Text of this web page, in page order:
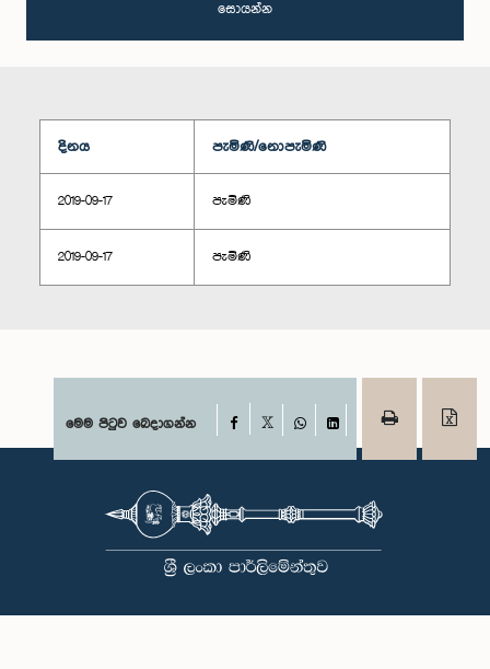
සොයන්න
දිනය පැමිණි/නොපැමිණි
2019-09-17 පැමිණි
2019-09-17 පැමිණි
මෙම පිටුව බෙදාගන්න Facebook
WhatsAppLinkedIn